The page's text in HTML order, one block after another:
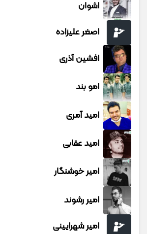
اشوان
اصغر علیزاده
افشین آذری
امو بند
امید آمری
امید عقابی
امیر خوشنگار
امیر رشوند
امیر شهرایینی